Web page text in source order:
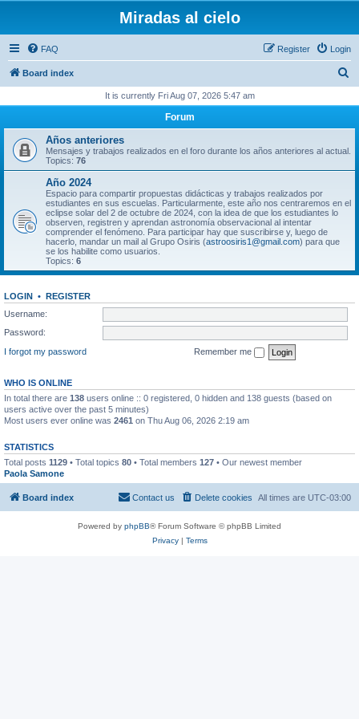
Miradas al cielo
FAQ Login
Register
Board index
r
h
It is currently Fri Aug 07, 2026 5:47 am
Forum
Años anteriores
Mensajes y trabajos realizados en el foro durante los años anteriores al actual.
Topics: 76
Año 2024
Espacio para compartir propuestas didácticas y trabajos realizados por
estudiantes en sus escuelas. Particularmente, este año nos centraremos en el
eclipse solar del 2 de octubre de 2024, con la idea de que los estudiantes lo
observen, registren y aprendan astronomía observacional al intentar
comprender el fenómeno. Para participar hay que suscribirse y, luego de
hacerlo, mandar un mail al Grupo Osiris (astroosiris1@gmail.com) para que
se los habilite como usuarios.
Topics: 6
LOGIN • REGISTER
Username:
Password:
I forgot my password
Remember me
WHO IS ONLINE
In total there are 138 users online :: 0 registered, 0 hidden and 138 guests (based on
users active over the past 5 minutes)
Most users ever online was 2461 on Thu Aug 06, 2026 2:19 am
STATISTICS
Total posts 1129 • Total topics 80 • Total members 127 • Our newest member
Paola Samone
Board index All times are UTC-03:00
Delete cookies
Contact us
Powered by phpBB® Forum Software © phpBB Limited
Privacy| Terms